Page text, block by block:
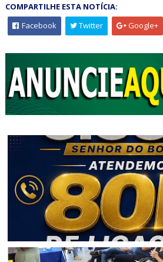
COMPARTILHE ESTA NOTÍCIA:
Facebook
Twitter Google+
BAHIA